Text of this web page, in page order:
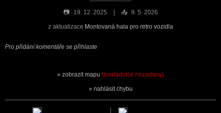
📷 19. 12. 2025 📤 9. 5. 2026
z aktualizace Montovaná hala pro retro vozidla
Pro přidání komentáře se přihlaste
zobrazit mapu (souřadnice nezadány)
nahlásit chybu